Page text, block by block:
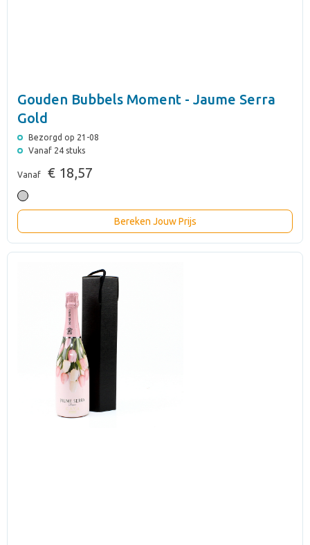
Gouden Bubbels Moment - Jaume Serra
Gold
Bezorgd op 21-08
Vanaf 24 stuks
Vanaf € 18,57
Bereken Jouw Prijs